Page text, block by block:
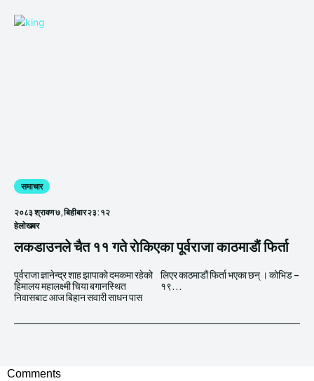
समाचार
२०८३ श्रावण ७, बिहीबार २३:१२
हेलाेखबर
लकडाउनले चैत ११ गते राेकिएका पूर्वराजा काठमाडाैं फिर्ता
पूर्वराजा ज्ञानेन्द्र शाह झापाको दमकमा रहेको
हिमालय महालक्ष्मी चिया बगानस्थित
निवासबाट आज बिहान सवारी साधन पास
लिएर काठमाडाैं फिर्ता भएका छन् । कोभिड –
१९...
Comments